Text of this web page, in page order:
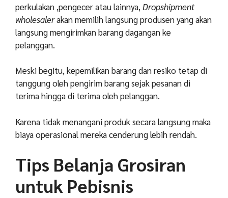
perkulakan ,pengecer atau lainnya, Dropshipment
wholesalerakan memilih langsung produsen yang akan
langsung mengirimkan barang dagangan ke
pelanggan.
Meski begitu, kepemilikan barang dan resiko tetap di
tanggung oleh pengirim barang sejak pesanan di
terima hingga di terima oleh pelanggan.
Karena tidak menangani produk secara langsung maka
biaya operasional mereka cenderung lebih rendah.
Tips Belanja Grosiran
untuk Pebisnis